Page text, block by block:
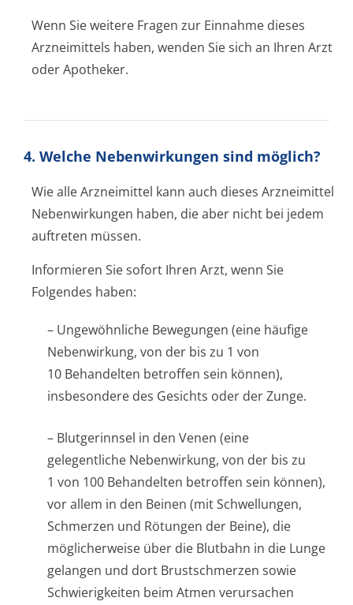
Wenn Sie weitere Fragen zur Einnahme dieses
Arzneimittels haben, wenden Sie sich an Ihren Arzt
oder Apotheker.
4. Welche Nebenwirkungen sind möglich?
Wie alle Arzneimittel kann auch dieses Arzneimittel
Nebenwirkungen haben, die aber nicht bei jedem
auftreten müssen.
Informieren Sie sofort Ihren Arzt, wenn Sie
Folgendes haben:
– Ungewöhnliche Bewegungen (eine häufige
Nebenwirkung, von der bis zu 1 von
10 Behandelten betroffen sein können),
insbesondere des Gesichts oder der Zunge.
– Blutgerinnsel in den Venen (eine
gelegentliche Nebenwirkung, von der bis zu
1 von 100 Behandelten betroffen sein können),
vor allem in den Beinen (mit Schwellungen,
Schmerzen und Rötungen der Beine), die
möglicherweise über die Blutbahn in die Lunge
gelangen und dort Brustschmerzen sowie
Schwierigkeiten beim Atmen verursachen